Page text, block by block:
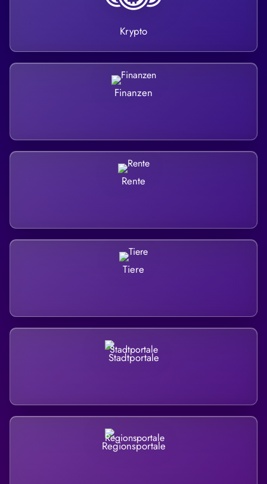
Krypto
Finanzen
Rente
Tiere
Stadtportale
Regionsportale